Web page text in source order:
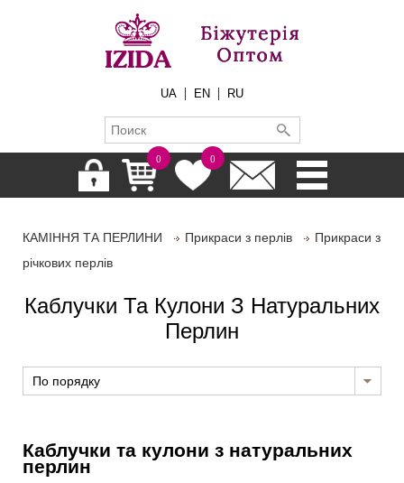
UA | EN | RU
0
0
КАМІННЯ ТА ПЕРЛИНИ Прикраси з перлів
Прикраси з
річкових перлів
Каблучки Та Кулони З Натуральних
Перлин
По порядку
Каблучки та кулони з натуральних
перлин